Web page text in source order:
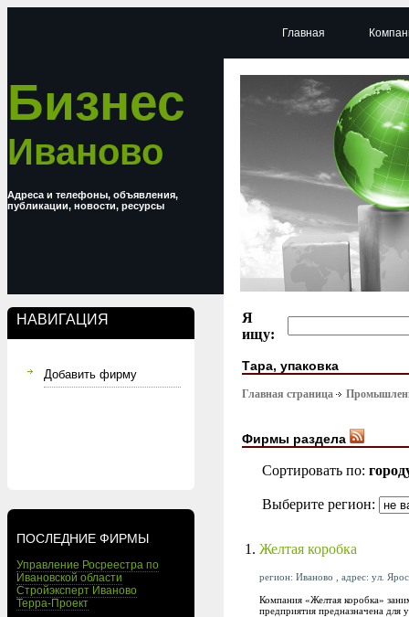
Бизнес
Иваново
Адреса и телефоны, объявления,
публикации, новости, ресурсы
НАВИГАЦИЯ
Добавить фирму
ПОСЛЕДНИЕ ФИРМЫ
Управление Росреестра по
Ивановской области
Стройэксперт Иваново
Терра-Проект
Главная
Я
ищу:
Тара, упаковка
Главная страница
Фирмы раздела
Сортировать по:
Выберите регион:
1. Желтая коробка
регион: Иваново , адрес: ул.
Компания «Желтая коробка»
предприятия предназначена